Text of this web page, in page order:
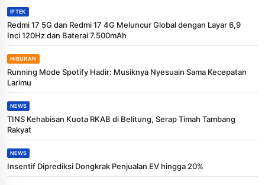
IPTEK
Redmi 17 5G dan Redmi 17 4G Meluncur Global dengan Layar 6,9
Inci 120Hz dan Baterai 7.500mAh
HIBURAN
Running Mode Spotify Hadir: Musiknya Nyesuain Sama Kecepatan
Larimu
NEWS
TINS Kehabisan Kuota RKAB di Belitung, Serap Timah Tambang
Rakyat
NEWS
Insentif Diprediksi Dongkrak Penjualan EV hingga 20%